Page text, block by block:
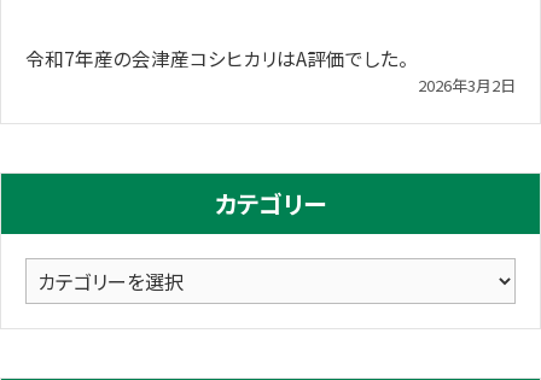
令和7年産の会津産コシヒカリはA評価でした。
2026年3月2日
カテゴリー
カ
テ